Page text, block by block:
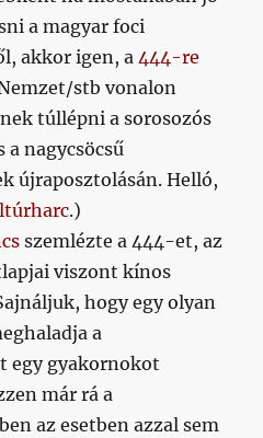
a magyar foci
akkor igen, a444-re
stb vonalon
túllépni a sorosozós
a nagycsöcsű
újraposztolásán. Helló,
.)
szemlézte a 444-et, az
viszont kínos
hogy egy olyan
a
egy gyakornokot
már rá a
az esetben azzal sem